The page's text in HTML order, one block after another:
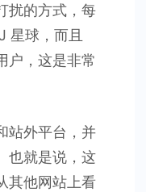
扰的方式，每
星球，而且
户，这是非常
站外平台，并
也就是说，这
其他网站上看